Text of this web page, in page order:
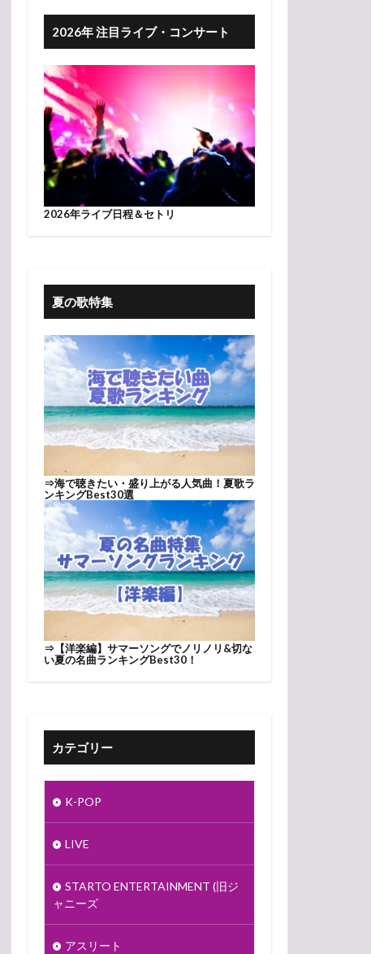
2026年 注目ライブ・コンサート
2026年ライブ日程＆セトリ
夏の歌特集
⇒海で聴きたい・盛り上がる人気曲！夏歌ラ
ンキングBest30選
⇒ 【洋楽編】サマーソングでノリノリ&切な
い夏の名曲ランキングBest30！
カテゴリー
K-POP
LIVE
STARTO ENTERTAINMENT (旧ジ
ャニーズ
アスリート